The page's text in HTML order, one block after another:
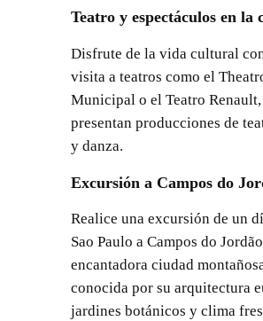
Teatro y espectáculos en la
Disfrute de la vida cultural
visita a teatros como el
Municipal o el Teatro Renault,
presentan producciones de
y danza.
Excursión a Campos do
Realice una excursión de un
Sao Paulo a Campos do
encantadora ciudad
conocida por su arquitectura
jardines botánicos y clima